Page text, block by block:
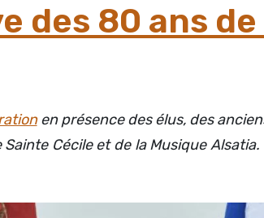
des 80 ans
en présence des élus, des
Cécile et de la Musique